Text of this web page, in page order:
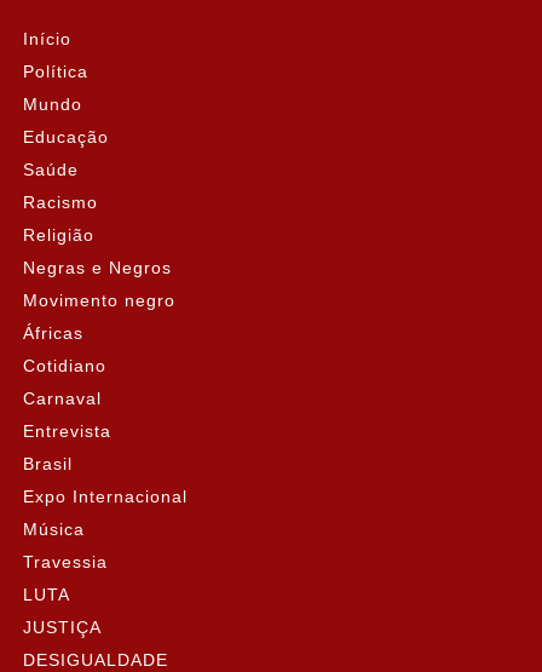
Início
Política
Mundo
Educação
Saúde
Racismo
Religião
Negras e Negros
Movimento negro
Áfricas
Cotidiano
Carnaval
Entrevista
Brasil
Expo Internacional
Música
Travessia
LUTA
JUSTIÇA
DESIGUALDADE